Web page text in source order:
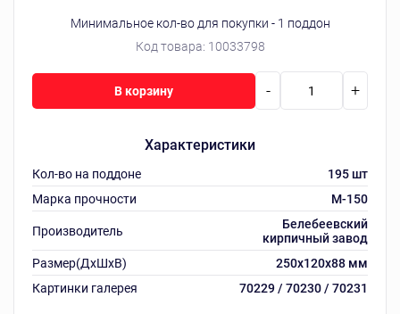
Код товара: 10033798
Минимальное кол-во для покупки - 1 поддон
Характеристики
Кол-во на поддоне
195 шт
Марка прочности
M-150
Производитель
Белебеевский
кирпичный завод
Размер(ДхШхВ)
250х120х88 мм
Картинки галерея
70229 / 70230 / 70231
- +
В корзину